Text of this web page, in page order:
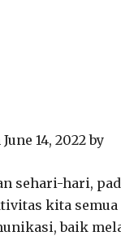
14, 2022 by
sehari-hari,
kita
baik